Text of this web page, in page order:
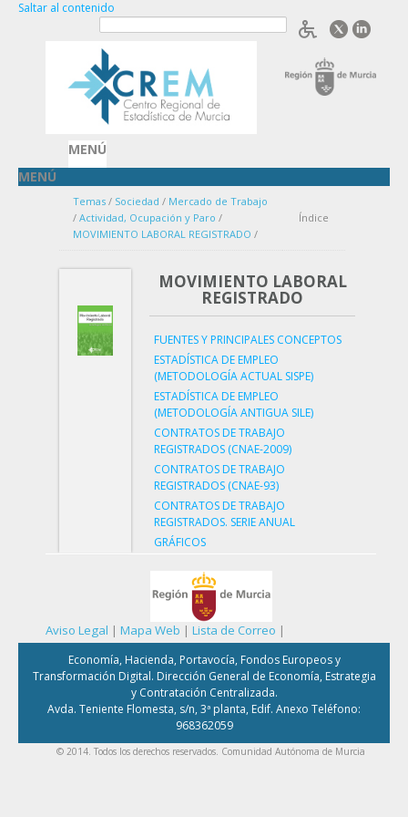
Saltar al contenido
OpenID
MENÚ
MENÚ
Temas / Sociedad / Mercado de Trabajo
/ Actividad, Ocupación y Paro /
MOVIMIENTO LABORAL REGISTRADO /
Índice
MOVIMIENTO LABORAL
REGISTRADO
FUENTES Y PRINCIPALES CONCEPTOS
ESTADÍSTICA DE EMPLEO
(METODOLOGÍA ACTUAL SISPE)
ESTADÍSTICA DE EMPLEO
(METODOLOGÍA ANTIGUA SILE)
CONTRATOS DE TRABAJO
REGISTRADOS (CNAE-2009)
CONTRATOS DE TRABAJO
REGISTRADOS (CNAE-93)
CONTRATOS DE TRABAJO
REGISTRADOS. SERIE ANUAL
GRÁFICOS
Aviso Legal | Mapa Web | Lista de Correo |
Economía, Hacienda, Portavocía, Fondos Europeos y
Transformación Digital. Dirección General de Economía, Estrategia
y Contratación Centralizada.
Avda. Teniente Flomesta, s/n, 3ª planta, Edif. Anexo Teléfono:
968362059
© 2014. Todos los derechos reservados. Comunidad Autónoma de Murcia